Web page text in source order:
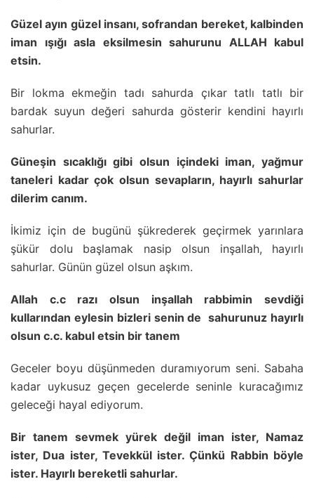
Güzel ayın güzel insanı, sofrandan bereket, kalbinden
iman ışığı asla eksilmesin sahurunu ALLAH kabul
etsin.
Bir lokma ekmeğin tadı sahurda çıkar tatlı tatlı bir
bardak suyun değeri sahurda gösterir kendini hayırlı
sahurlar.
Güneşin sıcaklığı gibi olsun içindeki iman, yağmur
taneleri kadar çok olsun sevapların, hayırlı sahurlar
dilerim canım.
İkimiz için de bugünü şükrederek geçirmek yarınlara
şükür dolu başlamak nasip olsun inşallah, hayırlı
sahurlar. Günün güzel olsun aşkım.
Allah c.c razı olsun inşallah rabbimin sevdiği
kullarından eylesin bizleri senin de sahurunuz hayırlı
olsun c.c. kabul etsin bir tanem
Geceler boyu düşünmeden duramıyorum seni. Sabaha
kadar uykusuz geçen gecelerde seninle kuracağımız
geleceği hayal ediyorum.
Bir tanem sevmek yürek değil iman ister, Namaz
ister, Dua ister, Tevekkül ister. Çünkü Rabbin böyle
ister. Hayırlı bereketli sahurlar.